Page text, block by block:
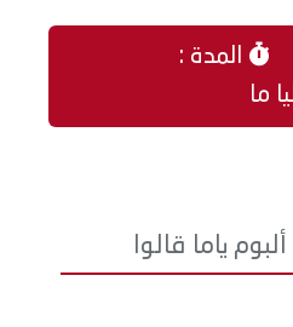
المدة :
ما
ياما قالوا